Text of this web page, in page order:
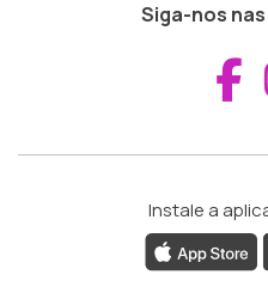
Siga-nos
Instale a